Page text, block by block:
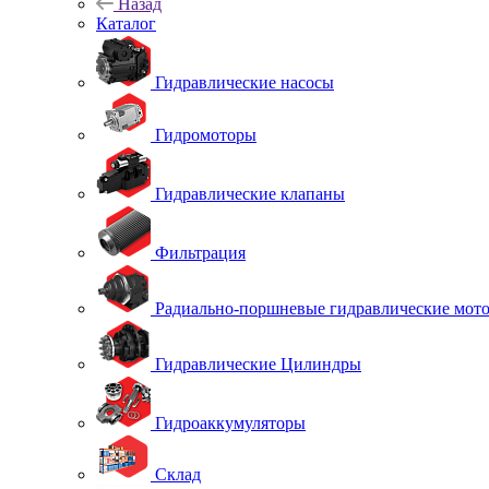
Назад
Каталог
Гидравлические насосы
Гидромоторы
Гидравлические клапаны
Фильтрация
Радиально-поршневые гидравлические
Гидравлические Цилиндры
Гидроаккумуляторы
Склад